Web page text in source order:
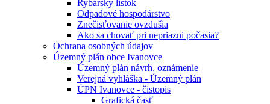
Rybársky lístok
Odpadové hospodárstvo
Znečisťovanie ovzdušia
Ako sa chovať pri nepriazni počasia?
Ochrana osobných údajov
Územný plán obce Ivanovce
Územný plán návrh, oznámenie
Verejná vyhláška - Územný plán
ÚPN Ivanovce - čistopis
Grafická časť